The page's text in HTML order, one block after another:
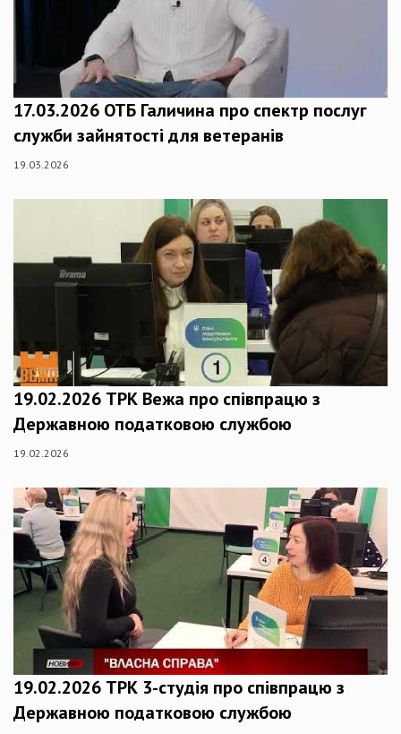
17.03.2026 ОТБ Галичина про спектр послуг
служби зайнятості для ветеранів
19.03.2026
19.02.2026 ТРК Вежа про співпрацю з
Державною податковою службою
19.02.2026
19.02.2026 ТРК 3-студія про співпрацю з
Державною податковою службою